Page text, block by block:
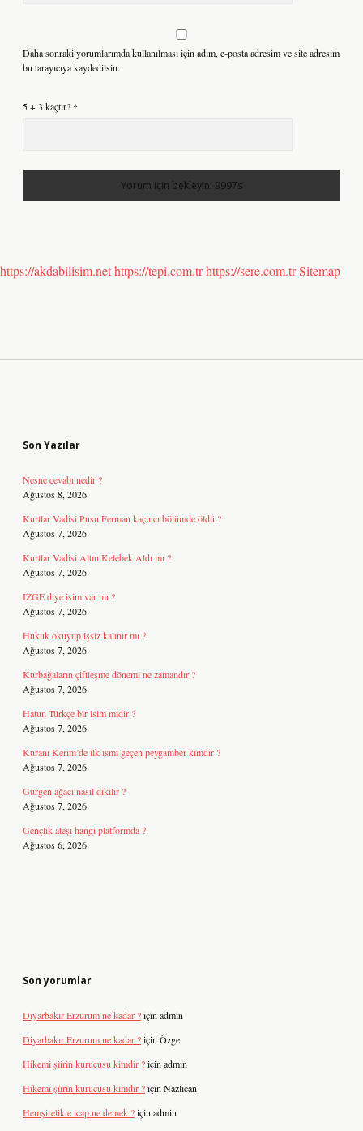
Daha sonraki yorumlarımda kullanılması için adım, e-posta adresim ve site adresim
bu tarayıcıya kaydedilsin.
5 + 3 kaçtır? *
https://akdabilisim.nethttps://tepi.com.trhttps://sere.com.trSitemap
Son Yazılar
Nesne cevabı nedir ?
Ağustos 8, 2026
Kurtlar Vadisi Pusu Ferman kaçıncı bölümde öldü ?
Ağustos 7, 2026
Kurtlar Vadisi Altın Kelebek Aldı mı ?
Ağustos 7, 2026
IZGE diye isim var mı ?
Ağustos 7, 2026
Hukuk okuyup işsiz kalınır mı ?
Ağustos 7, 2026
Kurbağaların çiftleşme dönemi ne zamandır ?
Ağustos 7, 2026
Hatun Türkçe bir isim midir ?
Ağustos 7, 2026
Kuranı Kerim’de ilk ismi geçen peygamber kimdir ?
Ağustos 7, 2026
Gürgen ağacı nasil dikilir ?
Ağustos 7, 2026
Gençlik ateşi hangi platformda ?
Ağustos 6, 2026
Son yorumlar
Diyarbakır Erzurum ne kadar ?için admin
Diyarbakır Erzurum ne kadar ?için Özge
Hikemi şiirin kurucusu kimdir ?için admin
Hikemi şiirin kurucusu kimdir ?için Nazlıcan
Hemşirelikte icap ne demek ?için admin